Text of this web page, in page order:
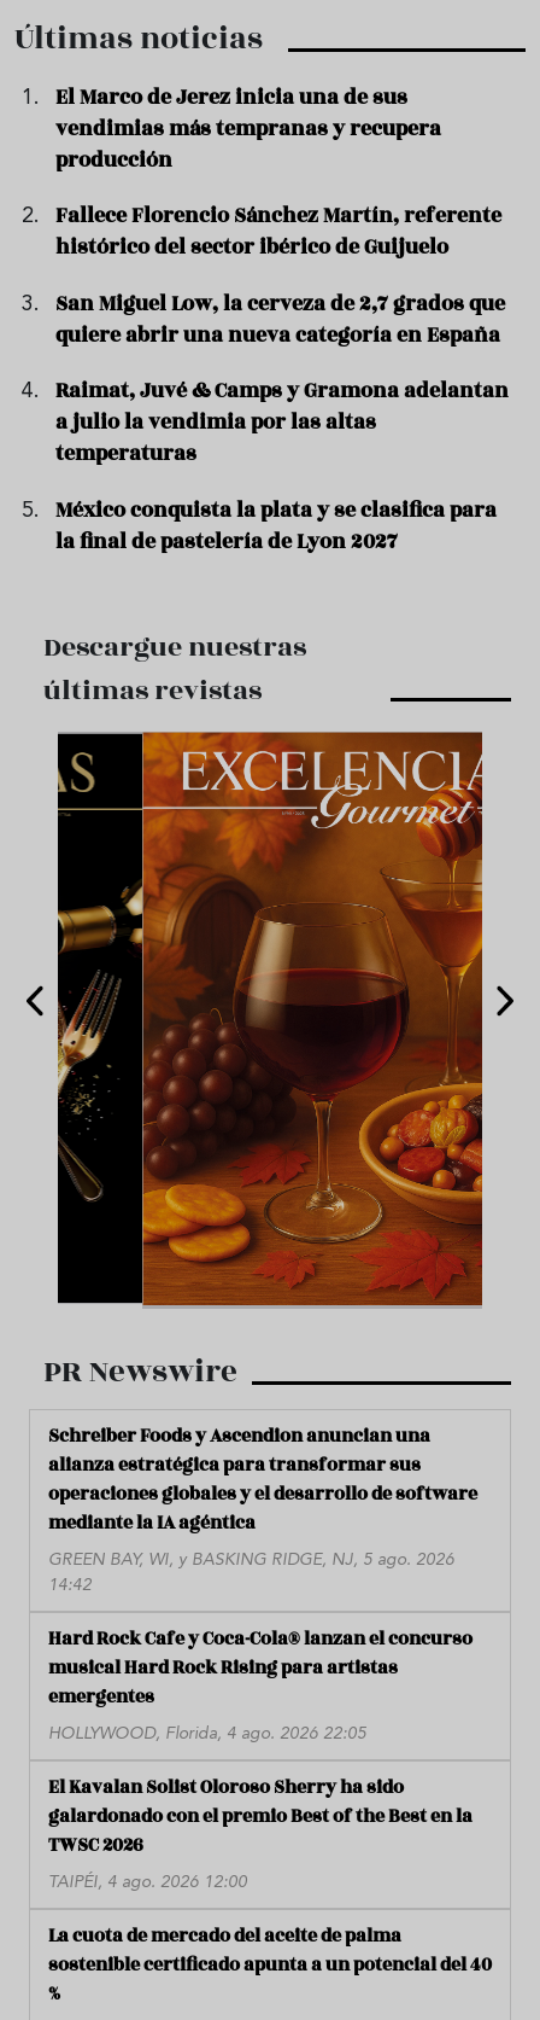
Últimas noticias
El Marco de Jerez inicia una de sus
vendimias más tempranas y recupera
producción
Fallece Florencio Sánchez Martín, referente
histórico del sector ibérico de Guijuelo
San Miguel Low, la cerveza de 2,7 grados que
quiere abrir una nueva categoría en España
Raimat, Juvé & Camps y Gramona adelantan
a julio la vendimia por las altas
temperaturas
México conquista la plata y se clasifica para
la final de pastelería de Lyon 2027
Descargue nuestras
últimas revistas
PR Newswire
Schreiber Foods y Ascendion anuncian una
alianza estratégica para transformar sus
operaciones globales y el desarrollo de software
mediante la IA agéntica
GREEN BAY, WI, y BASKING RIDGE, NJ, 5 ago. 2026
14:42
Hard Rock Cafe y Coca-Cola® lanzan el concurso
musical Hard Rock Rising para artistas
emergentes
HOLLYWOOD, Florida, 4 ago. 2026 22:05
El Kavalan Solist Oloroso Sherry ha sido
galardonado con el premio Best of the Best en la
TWSC 2026
TAIPÉI, 4 ago. 2026 12:00
La cuota de mercado del aceite de palma
sostenible certificado apunta a un potencial del 40
%